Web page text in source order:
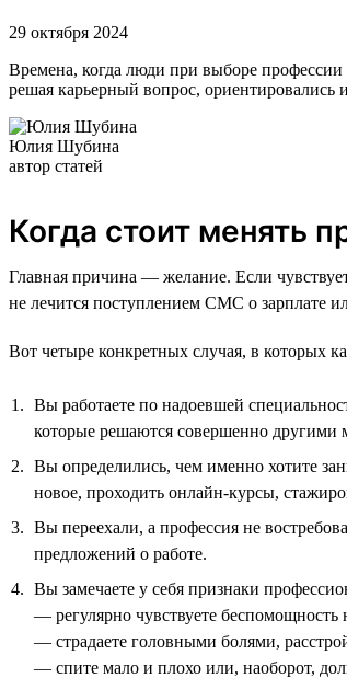
29 октября 2024
Времена, когда люди при выборе
решая карьерный вопрос,
Юлия Шубина
автор статей
Когда стоит менять
Главная причина — желание. Если
не лечится поступлением СМС о зарплате
Вот четыре конкретных случая, в которых
Вы работаете по надоевшей
которые решаются совершенно другими
Вы определились, чем именно хотите
новое, проходить онлайн-курсы,
Вы переехали, а профессия не
предложений о работе.
Вы замечаете у себя признаки
— регулярно чувствуете
— страдаете головными болями,
— спите мало и плохо или, наоборот,